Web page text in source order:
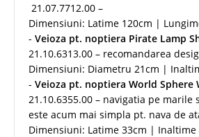
21.07.7712.00 –
Dimensiuni: Latime 120cm |
- Veioza pt. noptiera Pirate Lamp
21.10.6313.00 – recomandarea
Dimensiuni: Diametru 21cm |
- Veioza pt. noptiera World Sphere
21.10.6355.00 – navigatia pe marile
este acum mai simpla pt. nava de
Dimensiuni: Latime 33cm |